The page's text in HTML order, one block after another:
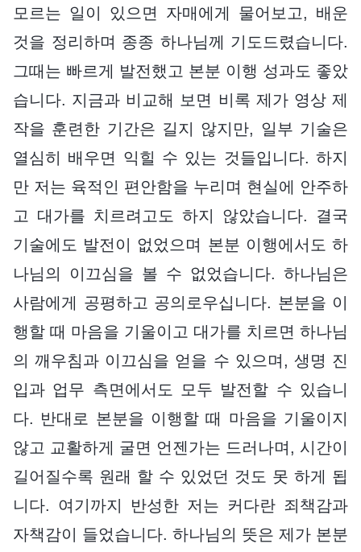
모르는 일이 있으면 자매에게 물어보고, 배운
것을 정리하며 종종 하나님께 기도드렸습니다.
그때는 빠르게 발전했고 본분 이행 성과도 좋았
습니다. 지금과 비교해 보면 비록 제가 영상 제
작을 훈련한 기간은 길지 않지만, 일부 기술은
열심히 배우면 익힐 수 있는 것들입니다. 하지
만 저는 육적인 편안함을 누리며 현실에 안주하
고 대가를 치르려고도 하지 않았습니다. 결국
기술에도 발전이 없었으며 본분 이행에서도 하
나님의 이끄심을 볼 수 없었습니다. 하나님은
사람에게 공평하고 공의로우십니다. 본분을 이
행할 때 마음을 기울이고 대가를 치르면 하나님
의 깨우침과 이끄심을 얻을 수 있으며, 생명 진
입과 업무 측면에서도 모두 발전할 수 있습니
다. 반대로 본분을 이행할 때 마음을 기울이지
않고 교활하게 굴면 언젠가는 드러나며, 시간이
길어질수록 원래 할 수 있었던 것도 못 하게 됩
니다. 여기까지 반성한 저는 커다란 죄책감과
자책감이 들었습니다. 하나님의 뜻은 제가 본분